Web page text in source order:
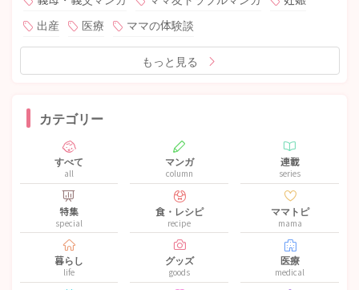
出産
医療 ママの体験談
もっと見る
カテゴリー
すべて
all
マンガ
column
連載
series
特集
special
食・レシピ
recipe
ママトピ
mama
暮らし
life
グッズ
goods
医療
medical